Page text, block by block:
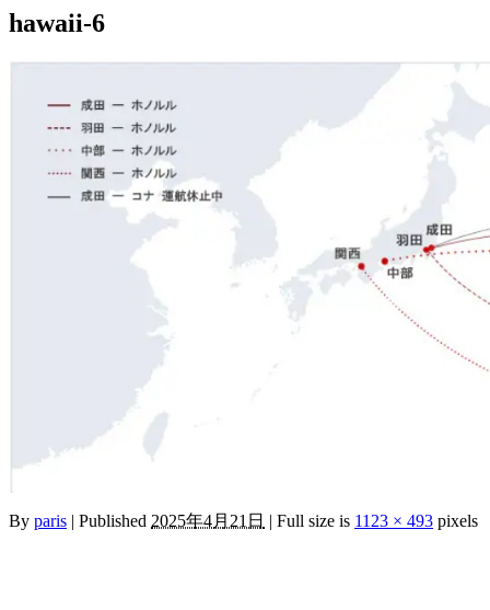
hawaii-6
By paris | Published 2025年4月21日 | Full size is 1123 × 493 pixels